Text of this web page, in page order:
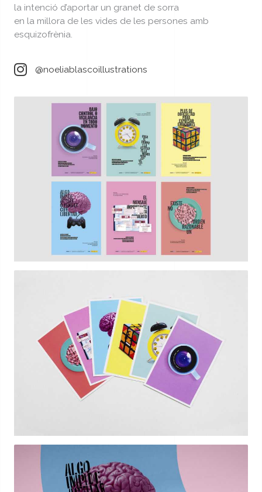
la intenció d’aportar un granet de sorra
en la millora de les vides de les persones amb
esquizofrènia.
@noeliablascoillustrations